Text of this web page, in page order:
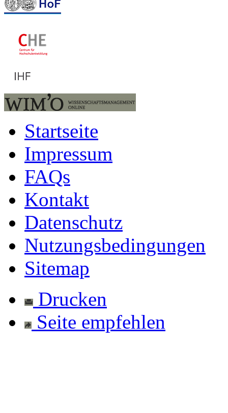
Startseite
Impressum
FAQs
Kontakt
Datenschutz
Nutzungsbedingungen
Sitemap
Drucken
Seite empfehlen